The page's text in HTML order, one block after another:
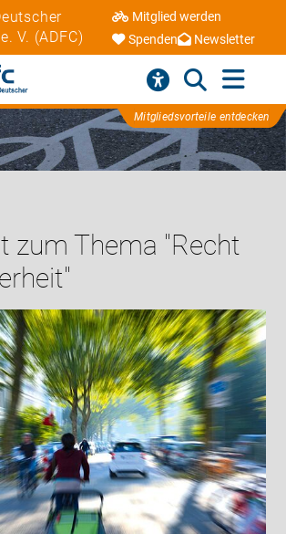
V. (ADFC)
Mitglied werden
Spenden
Newsletter
Mitgliedsvorteile entdecken
zum Thema "Recht